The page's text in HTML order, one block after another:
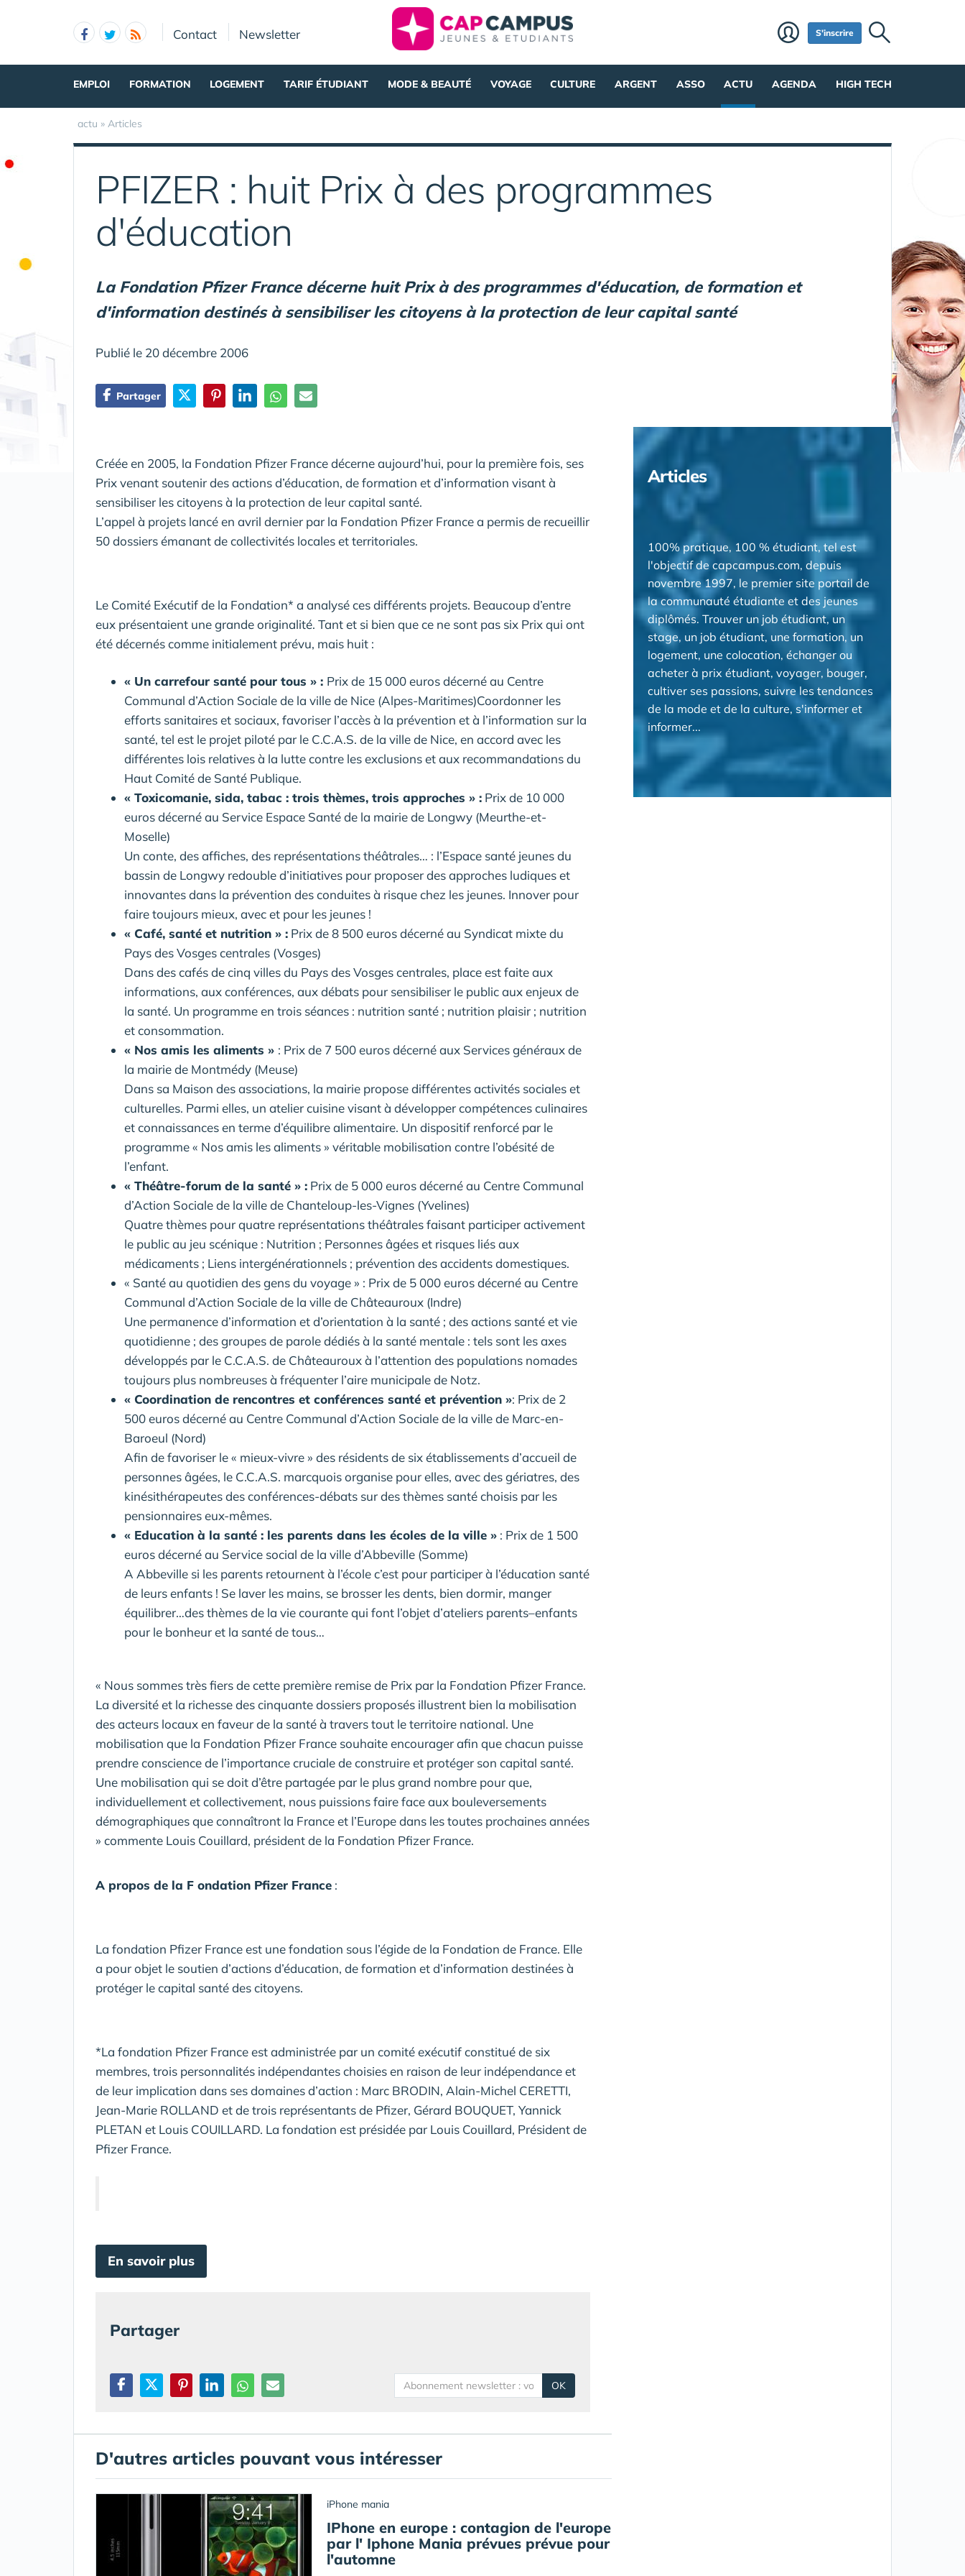
Contact Newsletter S'inscrire
EMPLOI FORMATION LOGEMENT TARIF ÉTUDIANT MODE & BEAUTÉ VOYAGE CULTURE ARGENT ASSO ACTU AGENDA HIGH TECH
actu » Articles
PFIZER : huit Prix à des programmes
d'éducation
La Fondation Pfizer France décerne huit Prix à des programmes d'éducation, de formation et
d'information destinés à sensibiliser les citoyens à la protection de leur capital santé
Publié le 20 décembre 2006
Partager
Créée en 2005, la Fondation Pfizer France décerne aujourd’hui, pour la première fois, ses
Prix venant soutenir des actions d’éducation, de formation et d’information visant à
sensibiliser les citoyens à la protection de leur capital santé.
L’appel à projets lancé en avril dernier par la Fondation Pfizer France a permis de recueillir
50 dossiers émanant de collectivités locales et territoriales.
Le Comité Exécutif de la Fondation* a analysé ces différents projets. Beaucoup d’entre
eux présentaient une grande originalité. Tant et si bien que ce ne sont pas six Prix qui ont
été décernés comme initialement prévu, mais huit :
« Un carrefour santé pour tous » : Prix de 15 000 euros décerné au Centre
Communal d’Action Sociale de la ville de Nice (Alpes-Maritimes)Coordonner les
efforts sanitaires et sociaux, favoriser l’accès à la prévention et à l’information sur la
santé, tel est le projet piloté par le C.C.A.S. de la ville de Nice, en accord avec les
différentes lois relatives à la lutte contre les exclusions et aux recommandations du
Haut Comité de Santé Publique.
« Toxicomanie, sida, tabac : trois thèmes, trois approches » : Prix de 10 000
euros décerné au Service Espace Santé de la mairie de Longwy (Meurthe-et-
Moselle)
Un conte, des affiches, des représentations théâtrales… : l’Espace santé jeunes du
bassin de Longwy redouble d’initiatives pour proposer des approches ludiques et
innovantes dans la prévention des conduites à risque chez les jeunes. Innover pour
faire toujours mieux, avec et pour les jeunes !
« Café, santé et nutrition » : Prix de 8 500 euros décerné au Syndicat mixte du
Pays des Vosges centrales (Vosges)
Dans des cafés de cinq villes du Pays des Vosges centrales, place est faite aux
informations, aux conférences, aux débats pour sensibiliser le public aux enjeux de
la santé. Un programme en trois séances : nutrition santé ; nutrition plaisir ; nutrition
et consommation.
« Nos amis les aliments » : Prix de 7 500 euros décerné aux Services généraux de
la mairie de Montmédy (Meuse)
Dans sa Maison des associations, la mairie propose différentes activités sociales et
culturelles. Parmi elles, un atelier cuisine visant à développer compétences culinaires
et connaissances en terme d’équilibre alimentaire. Un dispositif renforcé par le
programme « Nos amis les aliments » véritable mobilisation contre l’obésité de
l’enfant.
« Théâtre-forum de la santé » : Prix de 5 000 euros décerné au Centre Communal
d’Action Sociale de la ville de Chanteloup-les-Vignes (Yvelines)
Quatre thèmes pour quatre représentations théâtrales faisant participer activement
le public au jeu scénique : Nutrition ; Personnes âgées et risques liés aux
médicaments ; Liens intergénérationnels ; prévention des accidents domestiques.
« Santé au quotidien des gens du voyage » : Prix de 5 000 euros décerné au Centre
Communal d’Action Sociale de la ville de Châteauroux (Indre)
Une permanence d’information et d’orientation à la santé ; des actions santé et vie
quotidienne ; des groupes de parole dédiés à la santé mentale : tels sont les axes
développés par le C.C.A.S. de Châteauroux à l’attention des populations nomades
toujours plus nombreuses à fréquenter l’aire municipale de Notz.
« Coordination de rencontres et conférences santé et prévention »: Prix de 2
500 euros décerné au Centre Communal d’Action Sociale de la ville de Marc-en-
Baroeul (Nord)
Afin de favoriser le « mieux-vivre » des résidents de six établissements d’accueil de
personnes âgées, le C.C.A.S. marcquois organise pour elles, avec des gériatres, des
kinésithérapeutes des conférences-débats sur des thèmes santé choisis par les
pensionnaires eux-mêmes.
« Education à la santé : les parents dans les écoles de la ville » : Prix de 1 500
euros décerné au Service social de la ville d’Abbeville (Somme)
A Abbeville si les parents retournent à l’école c’est pour participer à l’éducation santé
de leurs enfants ! Se laver les mains, se brosser les dents, bien dormir, manger
équilibrer…des thèmes de la vie courante qui font l’objet d’ateliers parents–enfants
pour le bonheur et la santé de tous…
« Nous sommes très fiers de cette première remise de Prix par la Fondation Pfizer France.
La diversité et la richesse des cinquante dossiers proposés illustrent bien la mobilisation
des acteurs locaux en faveur de la santé à travers tout le territoire national. Une
mobilisation que la Fondation Pfizer France souhaite encourager afin que chacun puisse
prendre conscience de l’importance cruciale de construire et protéger son capital santé.
Une mobilisation qui se doit d’être partagée par le plus grand nombre pour que,
individuellement et collectivement, nous puissions faire face aux bouleversements
démographiques que connaîtront la France et l’Europe dans les toutes prochaines années
» commente Louis Couillard, président de la Fondation Pfizer France.
A propos de la F ondation Pfizer France :
La fondation Pfizer France est une fondation sous l’égide de la Fondation de France. Elle
a pour objet le soutien d’actions d’éducation, de formation et d’information destinées à
protéger le capital santé des citoyens.
*La fondation Pfizer France est administrée par un comité exécutif constitué de six
membres, trois personnalités indépendantes choisies en raison de leur indépendance et
de leur implication dans ses domaines d’action : Marc BRODIN, Alain-Michel CERETTI,
Jean-Marie ROLLAND et de trois représentants de Pfizer, Gérard BOUQUET, Yannick
PLETAN et Louis COUILLARD. La fondation est présidée par Louis Couillard, Président de
Pfizer France.
En savoir plus
Partager
OK
D'autres articles pouvant vous intéresser
iPhone mania
IPhone en europe : contagion de l'europe
par l' Iphone Mania prévues prévue pour
l'automne
Articles
100% pratique, 100 % étudiant, tel est
l'objectif de capcampus.com, depuis
novembre 1997, le premier site portail de
la communauté étudiante et des jeunes
diplômés. Trouver un job étudiant, un
stage, un job étudiant, une formation, un
logement, une colocation, échanger ou
acheter à prix étudiant, voyager, bouger,
cultiver ses passions, suivre les tendances
de la mode et de la culture, s'informer et
informer...